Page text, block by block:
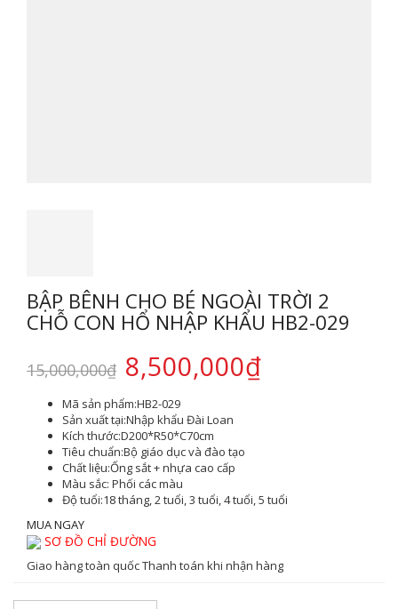
BẬP BÊNH CHO BÉ NGOÀI TRỜI 2
CHỖ CON HỔ NHẬP KHẨU HB2-029
15,000,000₫ 8,500,000₫
Mã sản phẩm:HB2-029
Sản xuất tại:Nhập khẩu Đài Loan
Kích thước:D200*R50*C70cm
Tiêu chuẩn:Bộ giáo dục và đào tạo
Chất liệu:Ống sắt + nhựa cao cấp
Màu sắc: Phối các màu
Độ tuổi:18 tháng, 2 tuổi, 3 tuổi, 4 tuổi, 5 tuổi
MUA NGAY
SƠ ĐỒ CHỈ ĐƯỜNG
Giao hàng toàn quốcThanh toán khi nhận hàng